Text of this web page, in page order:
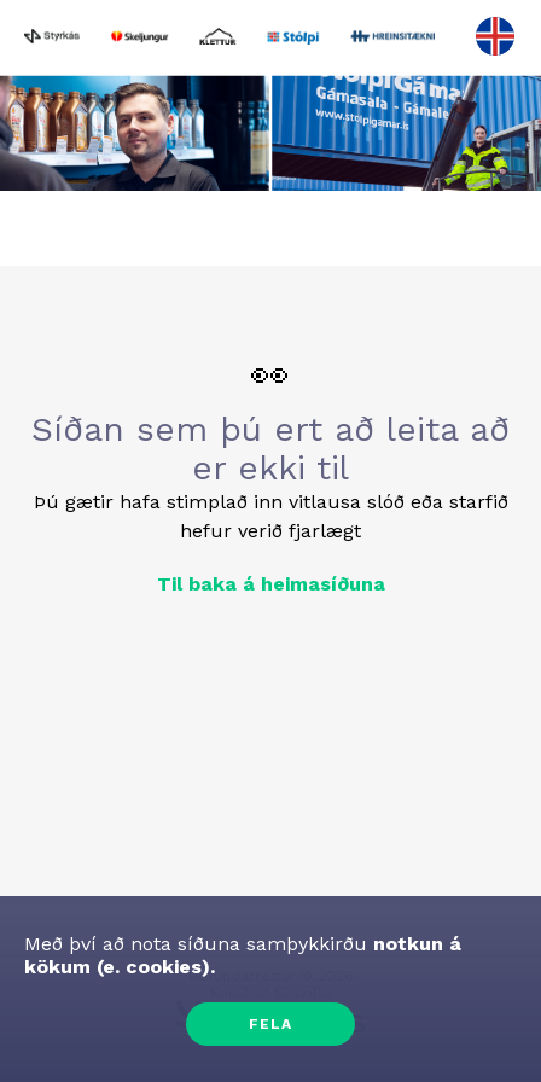
👀
Síðan sem þú ert að leita að
er ekki til
Þú gætir hafa stimplað inn vitlausa slóð eða starfið
hefur verið fjarlægt
Til baka á heimasíðuna
Höfundarréttur
Með því að nota síðuna samþykkirðu notkun á
kökum (e. cookies).
FELA